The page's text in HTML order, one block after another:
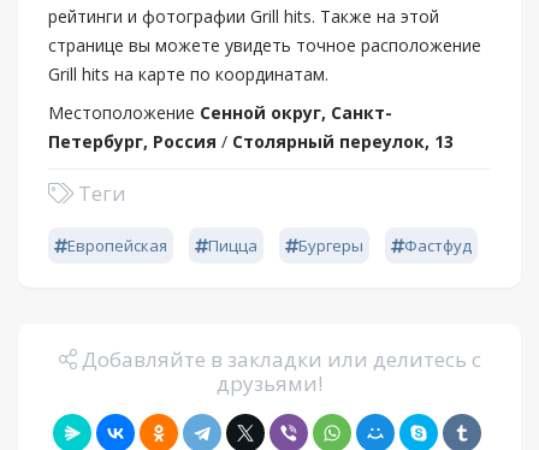
рейтинги и фотографии Grill hits. Также на этой
странице вы можете увидеть точное расположение
Grill hits на карте по координатам.
Местоположение Сенной округ, Санкт-
Петербург, Россия / Столярный переулок, 13
Теги
Европейская Пицца Бургеры Фастфуд
Добавляйте в закладки или делитесь с
друзьями!